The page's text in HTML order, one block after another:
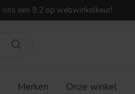
ons een 9,2 op webwinkelkeur!
Merken Onze winkel